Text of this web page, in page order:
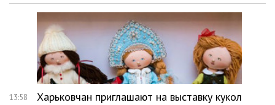
13:58 Харьковчан приглашают на выставку кукол